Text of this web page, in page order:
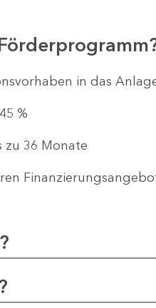
in das
%
zu 36 Monate